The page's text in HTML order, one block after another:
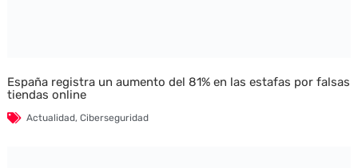
España registra un aumento del 81% en las estafas por falsas
tiendas online
Actualidad, Ciberseguridad